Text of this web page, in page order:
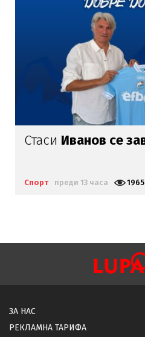
Изненадващи
Спорт преди 13 часа 2190
ЗА НАС
РЕКЛАМНА ТАРИФА